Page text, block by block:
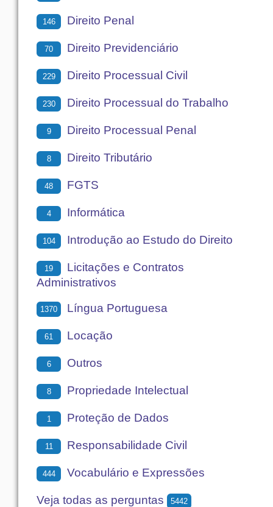
146 Direito Penal
70 Direito Previdenciário
229 Direito Processual Civil
230 Direito Processual do Trabalho
9 Direito Processual Penal
8 Direito Tributário
48 FGTS
4 Informática
104 Introdução ao Estudo do Direito
19
Licitações e Contratos
Administrativos
1370 Língua Portuguesa
61 Locação
6 Outros
8 Propriedade Intelectual
1 Proteção de Dados
11 Responsabilidade Civil
444 Vocabulário e Expressões
Veja todas as perguntas 5442